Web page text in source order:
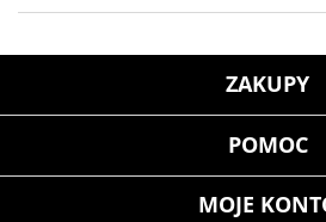
ZAKUPY
POMOC
MOJE